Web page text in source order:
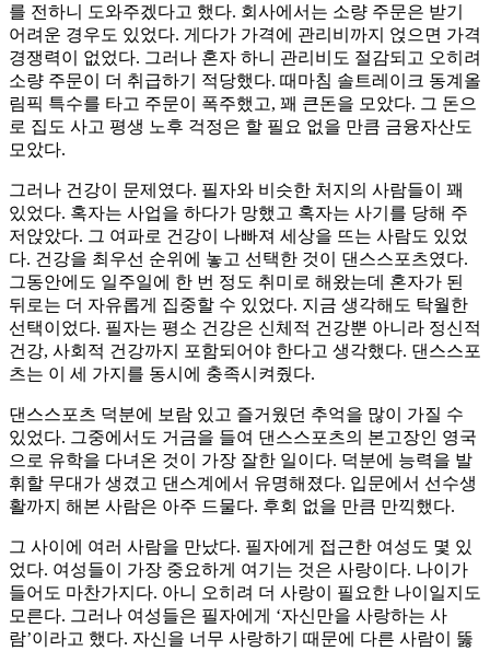
를 전하니 도와주겠다고 했다. 회사에서는 소량 주문은 받기
어려운 경우도 있었다. 게다가 가격에 관리비까지 얹으면 가격
경쟁력이 없었다. 그러나 혼자 하니 관리비도 절감되고 오히려
소량 주문이 더 취급하기 적당했다. 때마침 솔트레이크 동계올
림픽 특수를 타고 주문이 폭주했고, 꽤 큰돈을 모았다. 그 돈으
로 집도 사고 평생 노후 걱정은 할 필요 없을 만큼 금융자산도
모았다.
그러나 건강이 문제였다. 필자와 비슷한 처지의 사람들이 꽤
있었다. 혹자는 사업을 하다가 망했고 혹자는 사기를 당해 주
저앉았다. 그 여파로 건강이 나빠져 세상을 뜨는 사람도 있었
다. 건강을 최우선 순위에 놓고 선택한 것이 댄스스포츠였다.
그동안에도 일주일에 한 번 정도 취미로 해왔는데 혼자가 된
뒤로는 더 자유롭게 집중할 수 있었다. 지금 생각해도 탁월한
선택이었다. 필자는 평소 건강은 신체적 건강뿐 아니라 정신적
건강, 사회적 건강까지 포함되어야 한다고 생각했다. 댄스스포
츠는 이 세 가지를 동시에 충족시켜줬다.
댄스스포츠 덕분에 보람 있고 즐거웠던 추억을 많이 가질 수
있었다. 그중에서도 거금을 들여 댄스스포츠의 본고장인 영국
으로 유학을 다녀온 것이 가장 잘한 일이다. 덕분에 능력을 발
휘할 무대가 생겼고 댄스계에서 유명해졌다. 입문에서 선수생
활까지 해본 사람은 아주 드물다. 후회 없을 만큼 만끽했다.
그 사이에 여러 사람을 만났다. 필자에게 접근한 여성도 몇 있
었다. 여성들이 가장 중요하게 여기는 것은 사랑이다. 나이가
들어도 마찬가지다. 아니 오히려 더 사랑이 필요한 나이일지도
모른다. 그러나 여성들은 필자에게 ‘자신만을 사랑하는 사
람’이라고 했다. 자신을 너무 사랑하기 때문에 다른 사람이 뚫